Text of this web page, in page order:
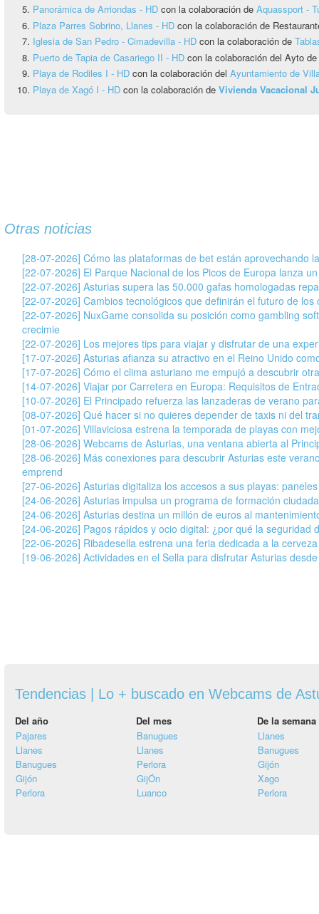
Panorámica de Arriondas - HD con la colaboración de Aquassport -
Plaza Parres Sobrino, Llanes - HD con la colaboración de
Iglesia de San Pedro - Cimadevilla - HD con la colaboración de
Puerto de Tapia de Casariego II - HD con la colaboración del Ayto
Playa de Rodiles I - HD con la colaboración del Ayuntamiento de
Playa de Xagó I - HD con la colaboración de Vivienda Vacacional
Otras noticias
[28-07-2026] Cómo las plataformas de bet están aprovechando
[22-07-2026] El Parque Nacional de los Picos de Europa lanza
[22-07-2026] Asturias supera las 50.000 gafas homologadas
[22-07-2026] Cambios tecnológicos que definirán el futuro de los
[22-07-2026] NuxGame consolida su posición como gambling
crecimie
[22-07-2026] Los mejores tips para viajar y disfrutar de una
[17-07-2026] Asturias afianza su atractivo en el Reino Unido
[17-07-2026] Cómo el clima asturiano me empujó a descubrir
[14-07-2026] Viajar por Carretera en Europa: Requisitos de
[10-07-2026] El Principado refuerza las lanzaderas de verano
[08-07-2026] Qué hacer si no quieres depender de taxis ni del
[01-07-2026] Villaviciosa estrena la temporada de playas con
[28-06-2026] Webcams de Asturias, una ventana abierta al
[28-06-2026] Más conexiones para descubrir Asturias este
emprend
[27-06-2026] Asturias digitaliza los accesos a sus playas:
[24-06-2026] Asturias impulsa un programa de formación
[24-06-2026] Asturias destina un millón de euros al
[24-06-2026] Pagos rápidos y ocio digital: ¿por qué la seguridad
[22-06-2026] Ribadesella estrena una feria dedicada a la
[19-06-2026] Actividades en el Sella para disfrutar Asturias
Tendencias | Lo + buscado en Webcams de
Del año Del mes
De la semana
Pajares
Llanes
Banugues
Gijón
Perlora
Banugues
Llanes
Perlora
GijÓn
Luanco
Llanes
Banugues
Gijón
Xago
Perlora